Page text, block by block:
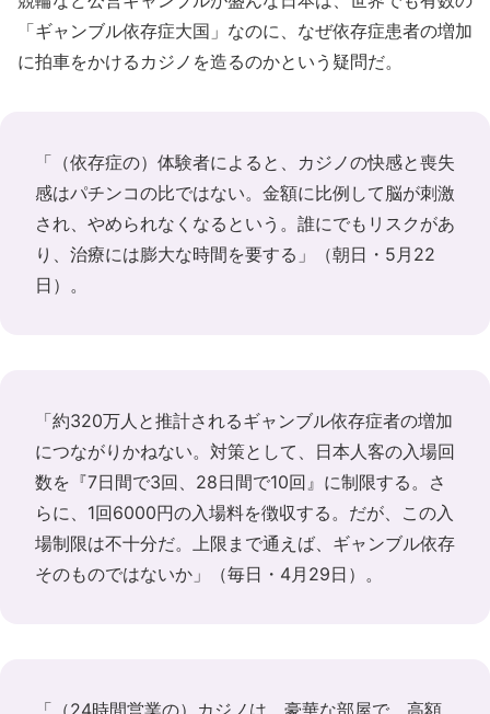
「ギャンブル依存症大国」なのに、なぜ依存症患者の増加
に拍車をかけるカジノを造るのかという疑問だ。
「（依存症の）体験者によると、カジノの快感と喪失
感はパチンコの比ではない。金額に比例して脳が刺激
され、やめられなくなるという。誰にでもリスクがあ
り、治療には膨大な時間を要する」（朝日・5月22
日）。
「約320万人と推計されるギャンブル依存症者の増加
につながりかねない。対策として、日本人客の入場回
数を『7日間で3回、28日間で10回』に制限する。さ
らに、1回6000円の入場料を徴収する。だが、この入
場制限は不十分だ。上限まで通えば、ギャンブル依存
そのものではないか」（毎日・4月29日）。
「（24時間営業の）カジノは、豪華な部屋で、高額